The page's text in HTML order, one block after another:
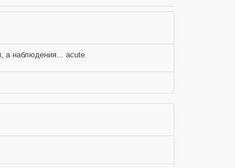
а наблюдения... acute